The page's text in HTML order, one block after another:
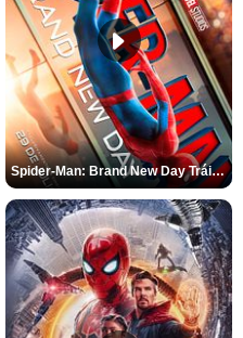
Spider-Man: Brand New Day Tráiler (3)